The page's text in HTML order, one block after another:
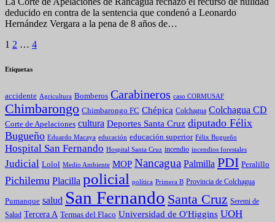
deducido en contra de la sentencia que condenó a Leonardo
Hernández Vergara a la pena de 8 años de…
Paginación
de
1 2 … 4
Etiquetas
accidente Agricultura Bomberos Carabineros caso CORMUSAF
Chimbarongo Chimbarongo FC Chépica Colchagua Colchagua CD
Corte de Apelaciones cultura Deportes Santa Cruz diputado Félix
Bugueño Eduardo Macaya educación educación superior Félix Bugueño
Hospital San Fernando Hospital Santa Cruz incendio incendios forestales
Judicial Lolol Medio Ambiente MOP Nancagua Palmilla PDI Peralillo
Pichilemu Placilla policial política Primera B Provincia de Colchagua
Pumanque salud San Fernando Santa Cruz Seremi de
Salud Tercera A Termas del Flaco Universidad de O'Higgins UOH